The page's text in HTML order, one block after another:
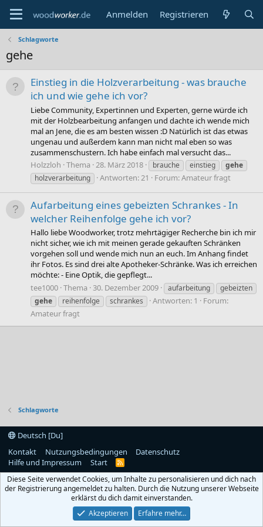
Anmelden Registrieren
Schlagworte
gehe
Einstieg in die Holzverarbeitung - was brauche
ich und wie gehe ich vor?
Liebe Community, Expertinnen und Experten, gerne würde ich
mit der Holzbearbeitung anfangen und dachte ich wende mich
mal an Jene, die es am besten wissen :D Natürlich ist das etwas
ungenau und außerdem kann man nicht mal eben so was
zusammenschustern. Ich habe einfach mal versucht das...
Holzzloh Thema 28. März 2018 brauche einstieg
gehe
holzverarbeitung
Antworten: 21 Forum:Amateur fragt
Aufarbeitung eines gebeizten Schrankes - In
welcher Reihenfolge gehe ich vor?
Hallo liebe Woodworker, trotz mehrtägiger Recherche bin ich mir
nicht sicher, wie ich mit meinen gerade gekauften Schränken
vorgehen soll und wende mich nun an euch. Im Anhang findet
ihr Fotos. Es sind drei alte Apotheker-Schränke. Was ich erreichen
möchte: - Eine Optik, die gepflegt...
tee1000 Thema 30. Dezember 2009 aufarbeitung
gebeizten
gehe
reihenfolge schrankes Antworten: 1
Forum:
Amateur fragt
Schlagworte
Deutsch [Du]
Kontakt
Nutzungsbedingungen
Datenschutz
Hilfe und Impressum
Start
R
S
Diese Seite verwendet Cookies, um Inhalte zu personalisieren und dich nach
der Registrierung angemeldet zu halten. Durch die Nutzung unserer Webseite
erklärst du dich damit einverstanden.
Akzeptieren
Erfahre mehr…